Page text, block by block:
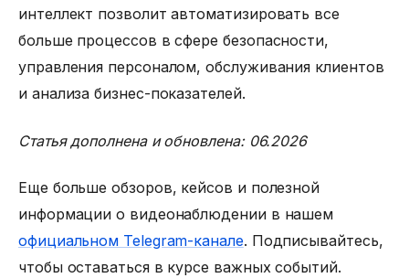
интеллект позволит автоматизировать все
больше процессов в сфере безопасности,
управления персоналом, обслуживания клиентов
и анализа бизнес-показателей.
Статья дополнена и обновлена: 06.2026
Еще больше обзоров, кейсов и полезной
информации о видеонаблюдении в нашем
официальном Telegram-канале. Подписывайтесь,
чтобы оставаться в курсе важных событий.